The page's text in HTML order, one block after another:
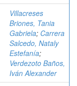
Villacreses
Briones, Tania
Gabriela; Carrera
Salcedo, Nataly
Estefanía;
Verdezoto Baños,
Iván Alexander